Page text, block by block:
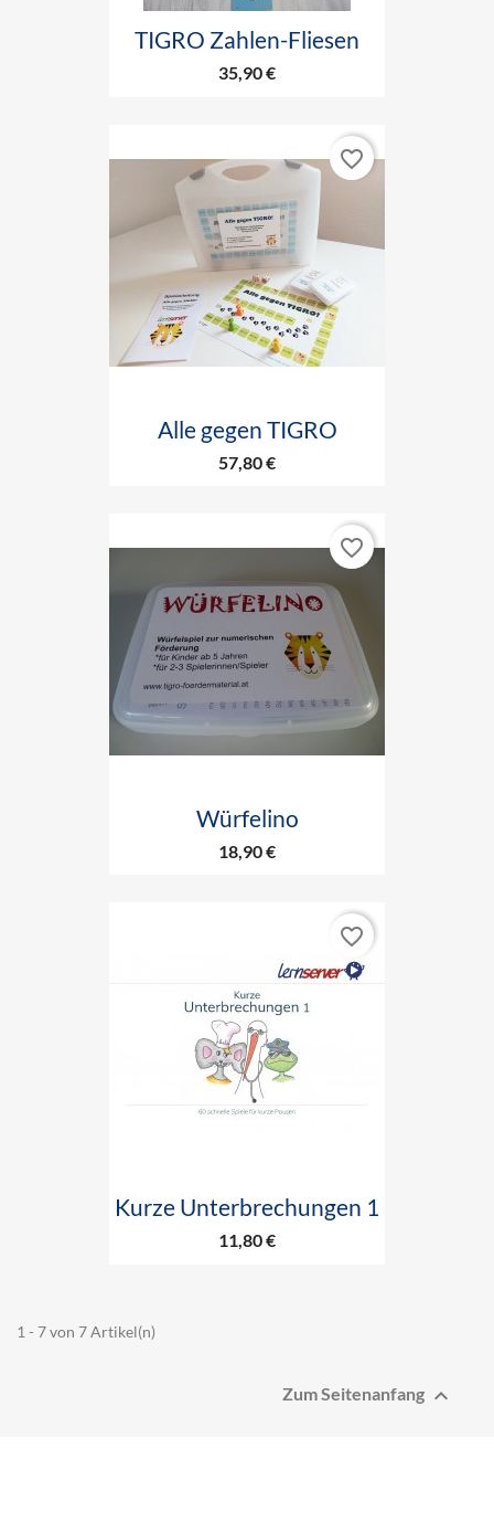
TIGRO Zahlen-Fliesen
35,90 €
Alle gegen TIGRO
57,80 €
favorite_border
Würfelino
18,90 €
favorite_border
Kurze Unterbrechungen 1
11,80 €
favorite_border
1 - 7 von 7 Artikel(n)
Zum Seitenanfang 